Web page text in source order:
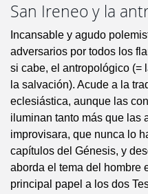
San Ireneo y la
Incansable y agudo
adversarios por todos los
si cabe, el antropológico (=
la salvación). Acude a la
eclesiástica, aunque las
iluminan tanto más que las
improvisara, que nunca lo
capítulos del Génesis, y
aborda el tema del hombre
principal papel a los dos